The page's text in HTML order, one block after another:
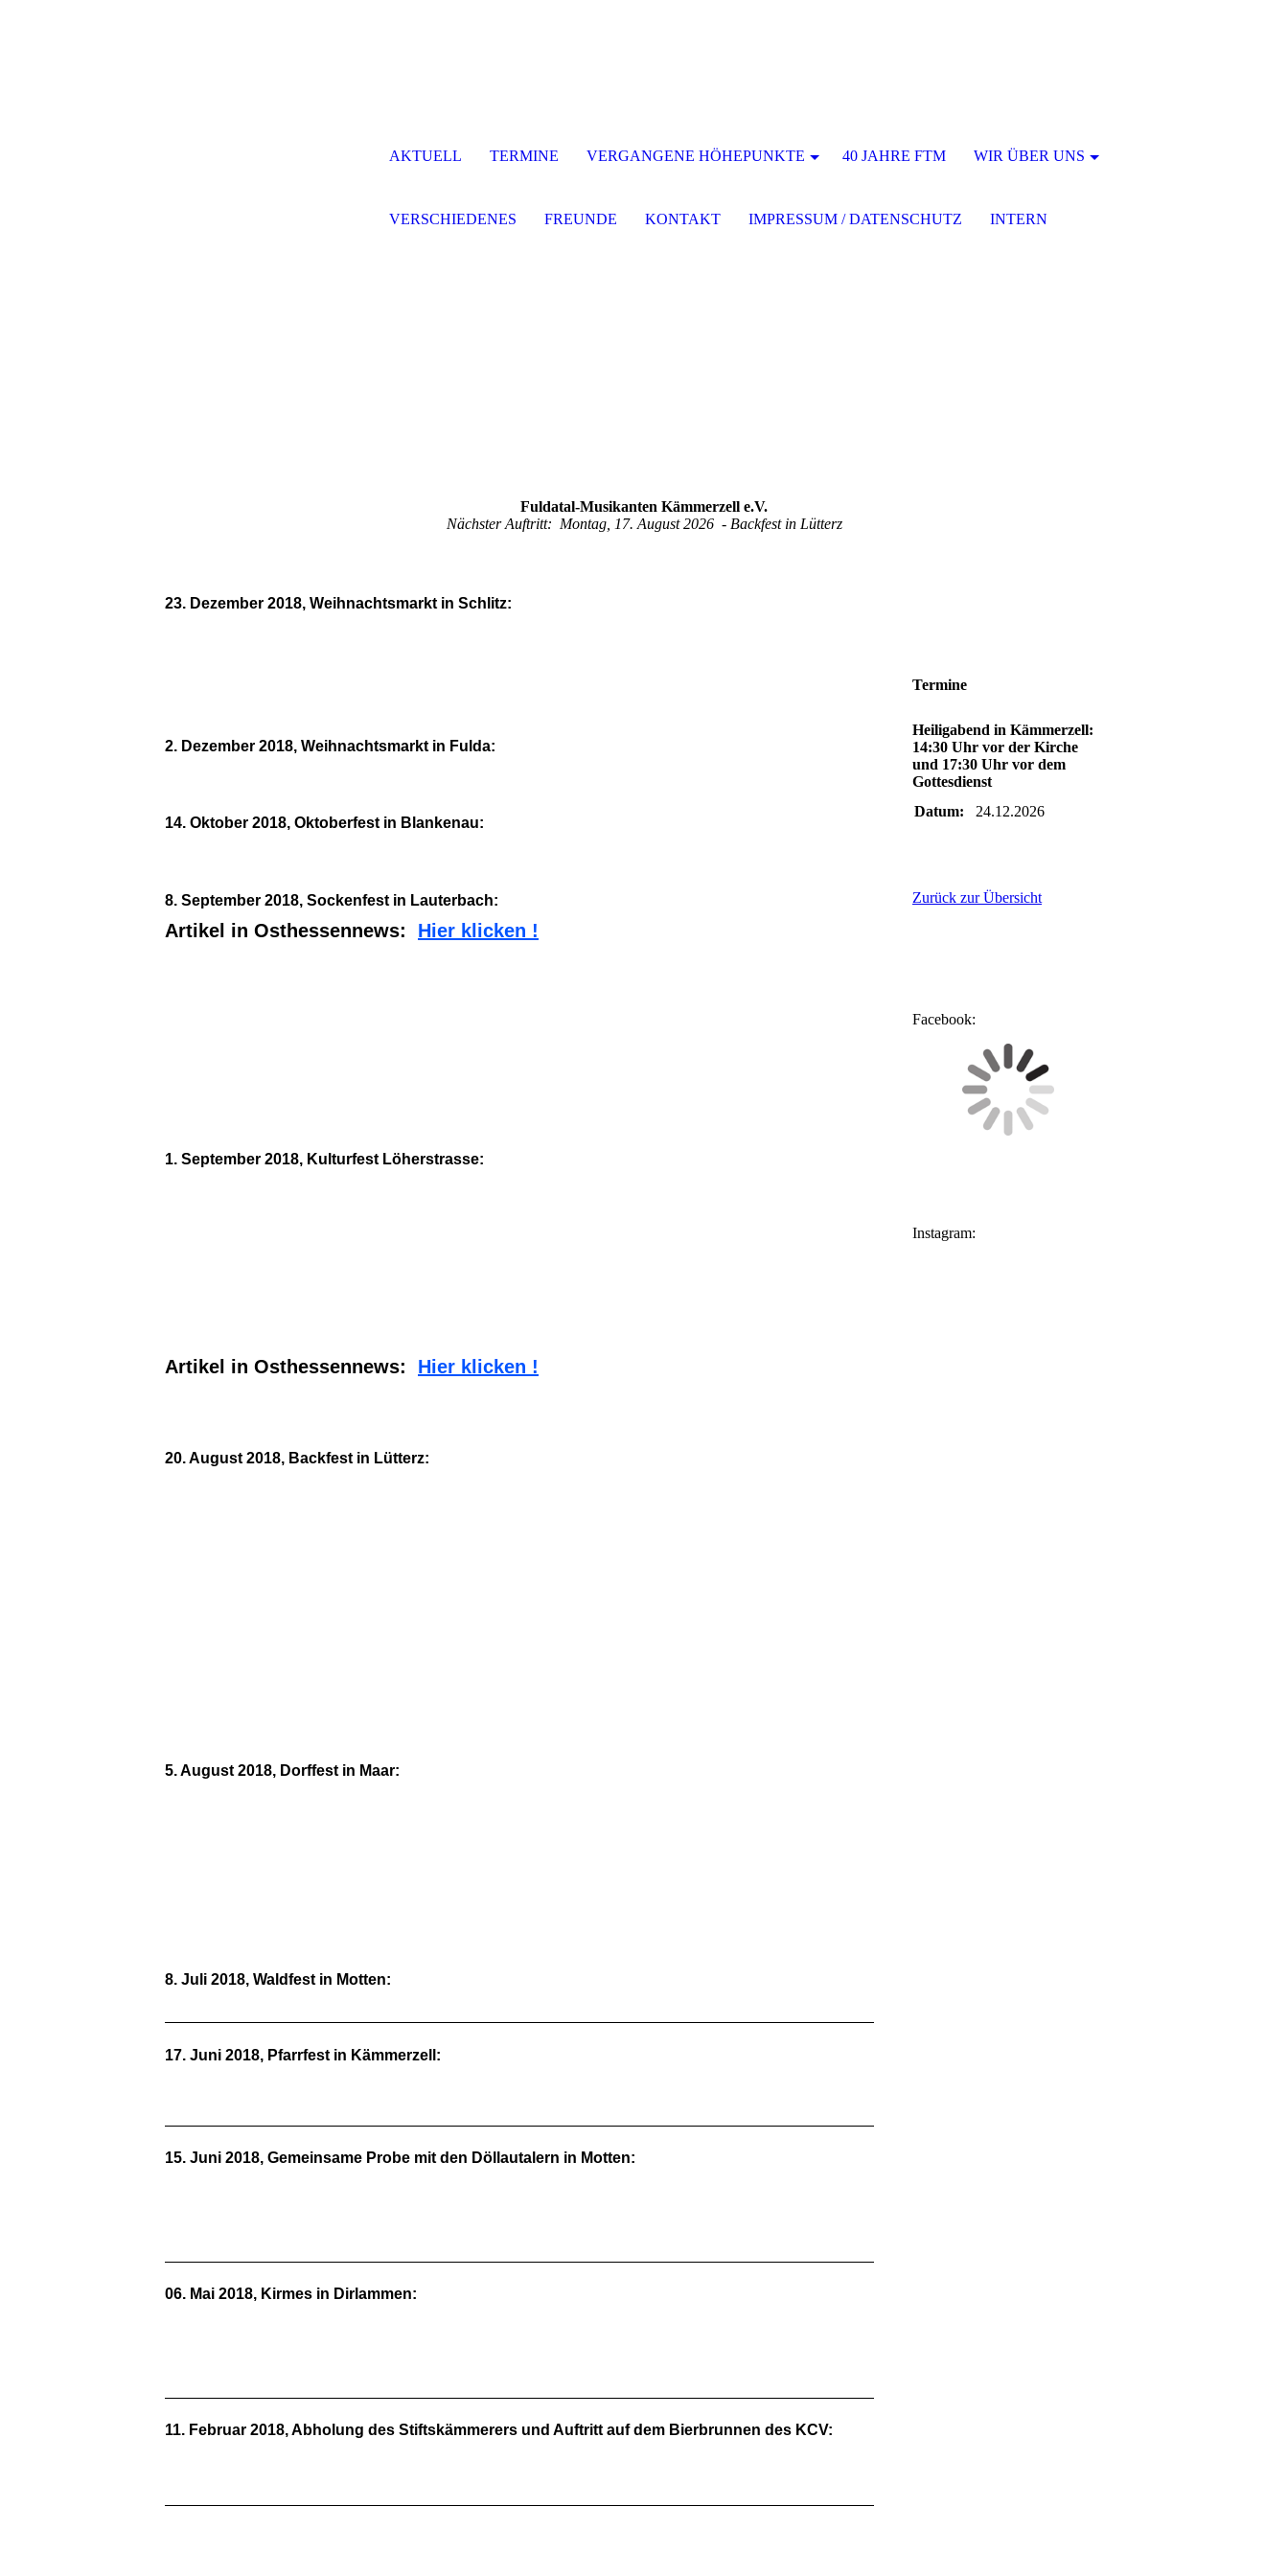
Fuldatal-Musikanten Kämmerzell e.V.
Nächster Auftritt: Montag, 17. August 2026 - Backfest in Lütterz
23. Dezember 2018, Weihnachtsmarkt in Schlitz:
2. Dezember 2018, Weihnachtsmarkt in Fulda:
14. Oktober 2018, Oktoberfest in Blankenau:
8. September 2018, Sockenfest in Lauterbach:
Artikel in Osthessennews: Hier klicken !
1. September 2018, Kulturfest Löherstrasse:
Artikel in Osthessennews: Hier klicken !
20. August 2018, Backfest in Lütterz:
5. August 2018, Dorffest in Maar:
8. Juli 2018, Waldfest in Motten:
17. Juni 2018, Pfarrfest in Kämmerzell:
15. Juni 2018, Gemeinsame Probe mit den Döllautalern in Motten:
06. Mai 2018, Kirmes in Dirlammen:
11. Februar 2018, Abholung des Stiftskämmerers und Auftritt auf dem Bierbrunnen des KCV:
Termine
Heiligabend in Kämmerzell:
14:30 Uhr vor der Kirche
und 17:30 Uhr vor dem
Gottesdienst
Datum:
24.12.2026
Zurück zur Übersicht
Facebook:
Instagram:
AKTUELL TERMINE VERGANGENE HÖHEPUNKTE 40 JAHRE FTM WIR ÜBER UNS
VERSCHIEDENES FREUNDE KONTAKT IMPRESSUM / DATENSCHUTZ INTERN